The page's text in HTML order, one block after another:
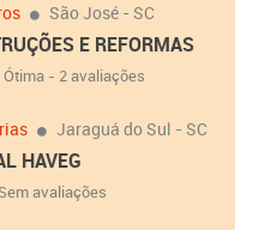
São José - SC
E REFORMAS
Ótima - 2 avaliações
Jaraguá do Sul - SC
HAVEG
Sem avaliações